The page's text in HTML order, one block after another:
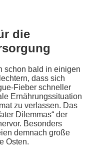
die
schon bald in einigen
dass sich
Fieber schneller
Ernährungssituation
zu verlassen. Das
Dilemmas“ der
Besonders
demnach große
Osten.